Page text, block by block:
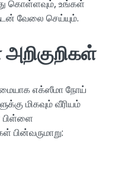
கொள்ளவும், உங்கள்
வேலை செய்யும்.
எக்ஸீமா நோய்
மிகவும் வீரியம்
பிள்ளை
பின்வருமாறு: